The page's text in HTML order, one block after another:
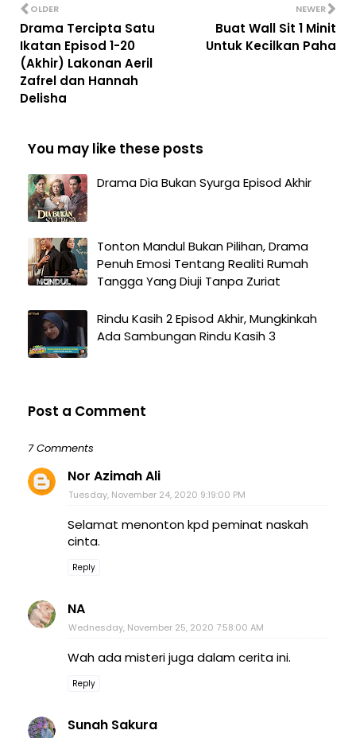
NEWER
Buat Wall Sit 1 Minit
Untuk Kecilkan Paha
OLDER
Drama Tercipta Satu
Ikatan Episod 1-20
(Akhir) Lakonan Aeril
Zafrel dan Hannah
Delisha
You may like these posts
Drama Dia Bukan Syurga Episod Akhir
Tonton Mandul Bukan Pilihan, Drama
Penuh Emosi Tentang Realiti Rumah
Tangga Yang Diuji Tanpa Zuriat
Rindu Kasih 2 Episod Akhir, Mungkinkah
Ada Sambungan Rindu Kasih 3
Post a Comment
7 Comments
Nor Azimah Ali
Tuesday, November 24, 2020 9:19:00 PM
Selamat menonton kpd peminat naskah
cinta.
Reply
NA
Wednesday, November 25, 2020 7:58:00 AM
Wah ada misteri juga dalam cerita ini.
Reply
Sunah Sakura